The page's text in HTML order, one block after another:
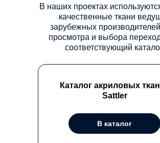
В наших проектах
качественные ткани
зарубежных
просмотра и выбора
соответствующий
Каталог акриловых
Sattler
В каталог
Или оставьте заявку, наш менеджер
свяжется с вами в ближайшее время
→
Подбор конфигурации за 2
Рассчитать стоимость
ОСТАВИТЬ ЗАЯВКУ НА